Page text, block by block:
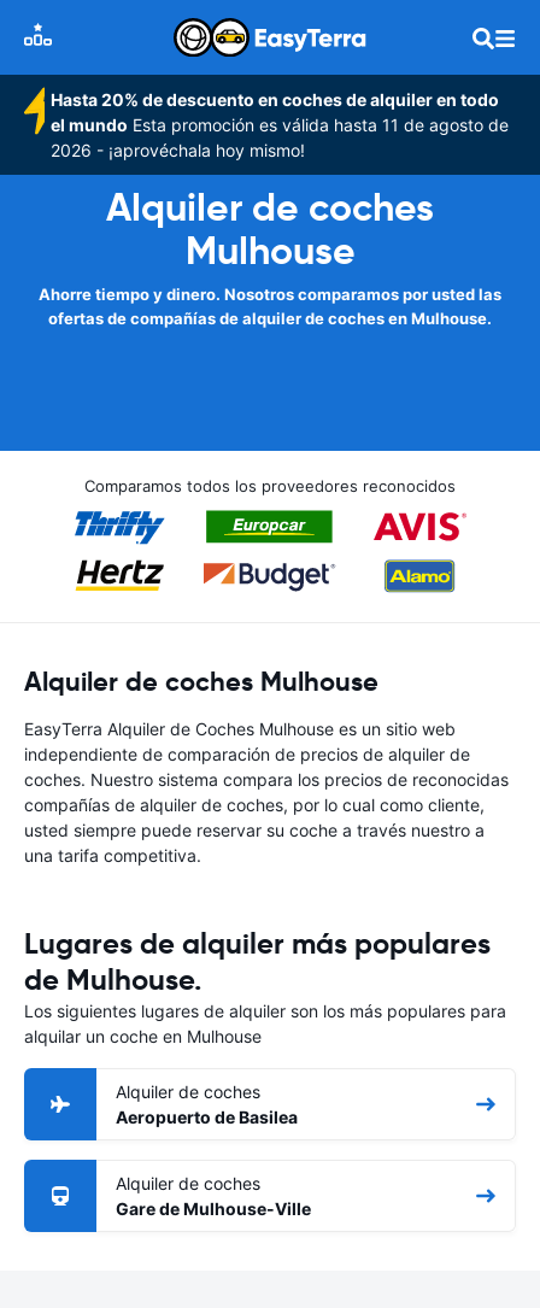
Hasta 20% de descuento en coches de alquiler en todo
el mundo Esta promoción es válida hasta 11 de agosto de
2026 - ¡aprovéchala hoy mismo!
Alquiler de coches
Mulhouse
Ahorre tiempo y dinero. Nosotros comparamos por usted las
ofertas de compañías de alquiler de coches en Mulhouse.
Comparamos todos los proveedores reconocidos
Alquiler de coches Mulhouse
EasyTerra Alquiler de Coches Mulhouse es un sitio web
independiente de comparación de precios de alquiler de
coches. Nuestro sistema compara los precios de reconocidas
compañías de alquiler de coches, por lo cual como cliente,
usted siempre puede reservar su coche a través nuestro a
una tarifa competitiva.
Lugares de alquiler más populares
de Mulhouse.
Los siguientes lugares de alquiler son los más populares para
alquilar un coche en Mulhouse
Alquiler de coches
Aeropuerto de Basilea
Alquiler de coches
Gare de Mulhouse-Ville